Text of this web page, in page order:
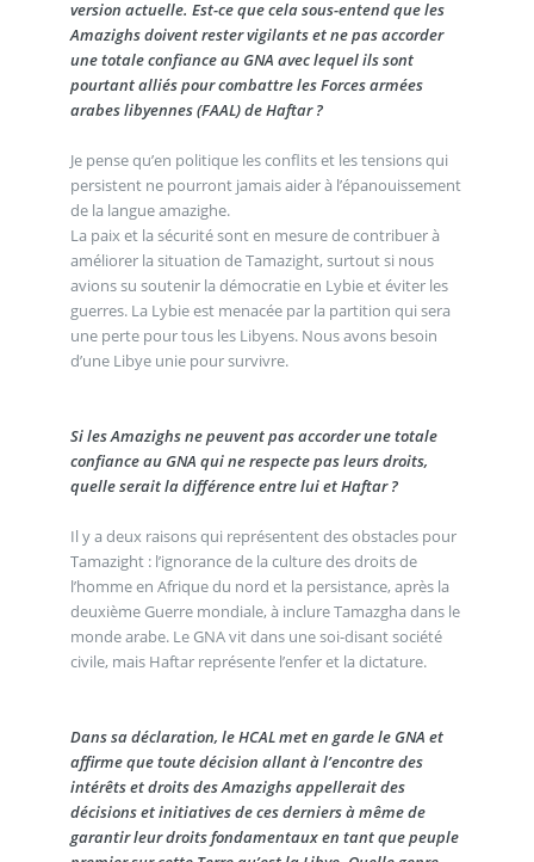
version actuelle. Est-ce que cela sous-entend que les
Amazighs doivent rester vigilants et ne pas accorder
une totale confiance au GNA avec lequel ils sont
pourtant alliés pour combattre les Forces armées
arabes libyennes (FAAL) de Haftar ?
Je pense qu’en politique les conflits et les tensions qui
persistent ne pourront jamais aider à l’épanouissement
de la langue amazighe.
La paix et la sécurité sont en mesure de contribuer à
améliorer la situation de Tamazight, surtout si nous
avions su soutenir la démocratie en Lybie et éviter les
guerres. La Lybie est menacée par la partition qui sera
une perte pour tous les Libyens. Nous avons besoin
d’une Libye unie pour survivre.
Si les Amazighs ne peuvent pas accorder une totale
confiance au GNA qui ne respecte pas leurs droits,
quelle serait la différence entre lui et Haftar ?
Il y a deux raisons qui représentent des obstacles pour
Tamazight : l’ignorance de la culture des droits de
l’homme en Afrique du nord et la persistance, après la
deuxième Guerre mondiale, à inclure Tamazgha dans le
monde arabe. Le GNA vit dans une soi-disant société
civile, mais Haftar représente l’enfer et la dictature.
Dans sa déclaration, le HCAL met en garde le GNA et
affirme que toute décision allant à l’encontre des
intérêts et droits des Amazighs appellerait des
décisions et initiatives de ces derniers à même de
garantir leur droits fondamentaux en tant que peuple